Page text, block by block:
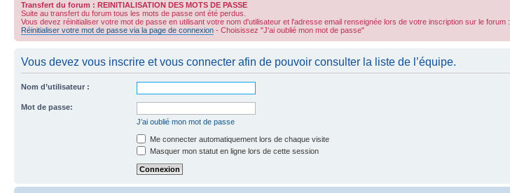
Transfert du forum : REINITIALISATION DES MOTS DE PASSE
Suite au transfert du forum tous les mots de passe ont été perdus.
Vous devez réinitialiser votre mot de passe en utilisant votre nom d'utilisateur et l'adresse email renseignée lors de votre inscription sur le forum :
Réinitialiser votre mot de passe via la page de connexion - Choisissez "J'ai oublié mon mot de passe"
Vous devez vous inscrire et vous connecter afin de pouvoir consulter la liste de l’équipe.
Nom d’utilisateur :
Mot de passe:
J’ai oublié mon mot de passe
Me connecter automatiquement lors de chaque visite
Masquer mon statut en ligne lors de cette session